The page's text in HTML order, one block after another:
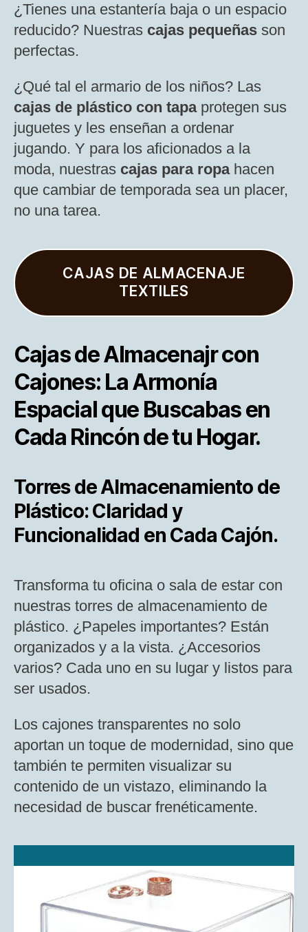
¿Tienes una estantería baja o un espacio
reducido? Nuestras cajas pequeñas son
perfectas.
¿Qué tal el armario de los niños? Las
cajas de plástico con tapaprotegen sus
juguetes y les enseñan a ordenar
jugando. Y para los aficionados a la
moda, nuestras cajas para ropahacen
que cambiar de temporada sea un placer,
no una tarea.
CAJAS DE ALMACENAJE
TEXTILES
Cajas de Almacenajr con
Cajones: La Armonía
Espacial que Buscabas en
Cada Rincón de tu Hogar.
Torres de Almacenamiento de
Plástico: Claridad y
Funcionalidad en Cada Cajón.
Transforma tu oficina o sala de estar con
nuestras torres de almacenamiento de
plástico. ¿Papeles importantes? Están
organizados y a la vista. ¿Accesorios
varios? Cada uno en su lugar y listos para
ser usados.
Los cajones transparentes no solo
aportan un toque de modernidad, sino que
también te permiten visualizar su
contenido de un vistazo, eliminando la
necesidad de buscar frenéticamente.